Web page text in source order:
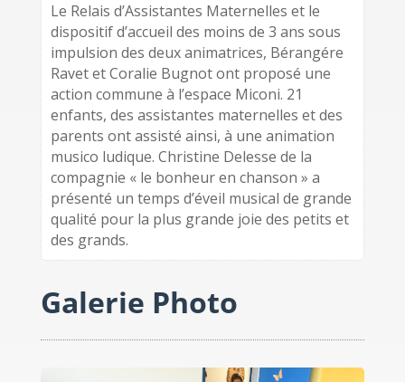
Le Relais d’Assistantes Maternelles et le
dispositif d’accueil des moins de 3 ans sous
impulsion des deux animatrices, Bérangére
Ravet et Coralie Bugnot ont proposé une
action commune à l’espace Miconi. 21
enfants, des assistantes maternelles et des
parents ont assisté ainsi, à une animation
musico ludique. Christine Delesse de la
compagnie « le bonheur en chanson » a
présenté un temps d’éveil musical de grande
qualité pour la plus grande joie des petits et
des grands.
Galerie Photo